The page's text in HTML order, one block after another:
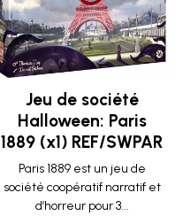
Jeu de société
Halloween: Paris
1889 (x1) REF/SWPAR
Paris 1889 est un jeu de
société coopératif narratif et
d’horreur pour 3...